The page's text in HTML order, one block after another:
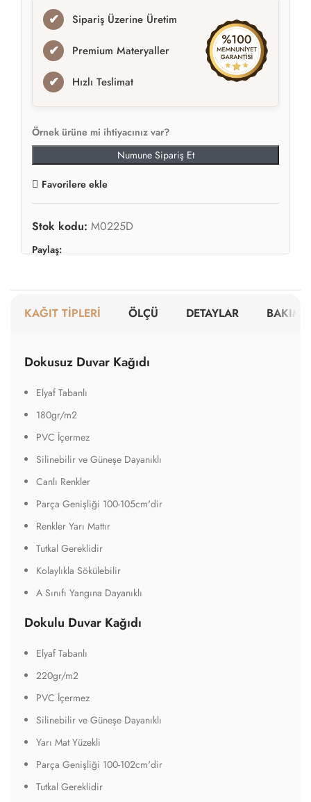
✔ Sipariş Üzerine Üretim
✔ Premium Materyaller
✔ Hızlı Teslimat
Örnek ürüne mi ihtiyacınız var?
Numune Sipariş Et
Favorilere ekle
Stok kodu: M0225D
Paylaş:
KAĞIT TİPLERİ ÖLÇÜ DETAYLAR BAKIM
Dokusuz Duvar Kağıdı
Elyaf Tabanlı
180gr/m2
PVC İçermez
Silinebilir ve Güneşe Dayanıklı
Canlı Renkler
Parça Genişliği 100-105cm'dir
Renkler Yarı Mattır
Tutkal Gereklidir
Kolaylıkla Sökülebilir
A Sınıfı Yangına Dayanıklı
Dokulu Duvar Kağıdı
Elyaf Tabanlı
220gr/m2
PVC İçermez
Silinebilir ve Güneşe Dayanıklı
Yarı Mat Yüzekli
Parça Genişliği 100-102cm'dir
Tutkal Gereklidir